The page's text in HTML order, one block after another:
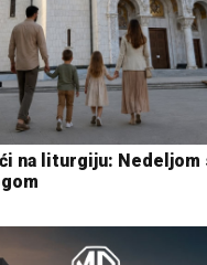
na liturgiju: